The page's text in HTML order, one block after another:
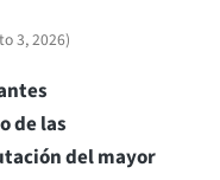
3, 2026)
de las
del mayor